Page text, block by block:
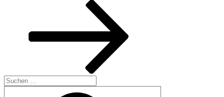
Suchen
nach: